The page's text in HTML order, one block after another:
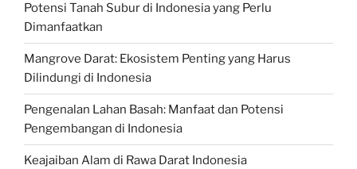
Potensi Tanah Subur di Indonesia yang Perlu
Dimanfaatkan
Mangrove Darat: Ekosistem Penting yang Harus
Dilindungi di Indonesia
Pengenalan Lahan Basah: Manfaat dan Potensi
Pengembangan di Indonesia
Keajaiban Alam di Rawa Darat Indonesia